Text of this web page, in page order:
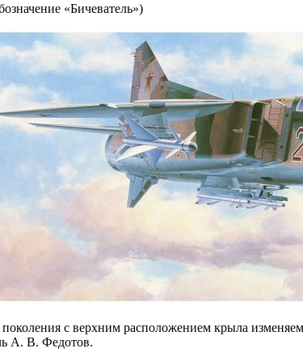
«Бичеватель»)
поколения с верхним расположением крыла
А. В. Федотов.